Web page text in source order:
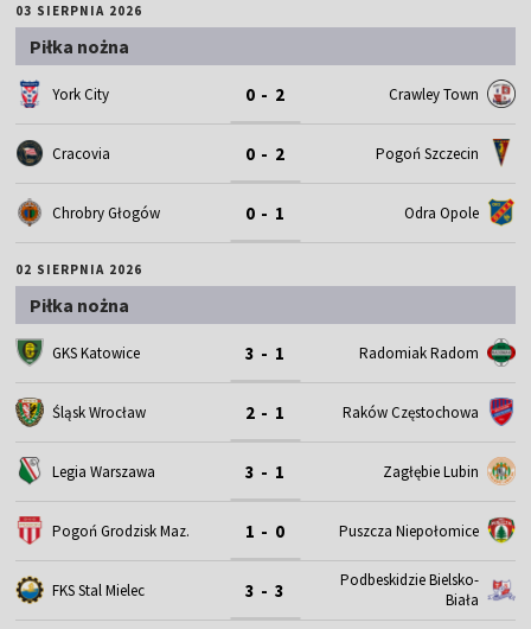
03 SIERPNIA 2026
Piłka nożna
York City 0 - 2 Crawley Town
Cracovia 0 - 2 Pogoń Szczecin
Chrobry Głogów 0 - 1 Odra Opole
02 SIERPNIA 2026
Piłka nożna
GKS Katowice 3 - 1 Radomiak Radom
Śląsk Wrocław 2 - 1 Raków Częstochowa
Legia Warszawa 3 - 1 Zagłębie Lubin
Pogoń Grodzisk Maz. 1 - 0 Puszcza Niepołomice
FKS Stal Mielec 3 - 3
Podbeskidzie Bielsko-
Biała